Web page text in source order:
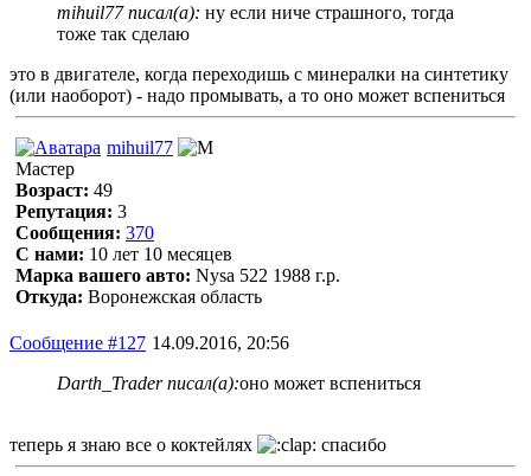
mihuil77 писал(а): ну если ниче страшного, тогда
тоже так сделаю
это в двигателе, когда переходишь с минералки на синтетику
(или наоборот) - надо промывать, а то оно может вспениться
mihuil77
Мастер
Возраст: 49
Репутация: 3
Сообщения: 370
С нами: 10 лет 10 месяцев
Марка вашего авто: Nysa 522 1988 г.р.
Откуда: Воронежская область
Сообщение #127 14.09.2016, 20:56
Darth_Trader писал(а):оно может вспениться
теперь я знаю все о коктейлях спасибо